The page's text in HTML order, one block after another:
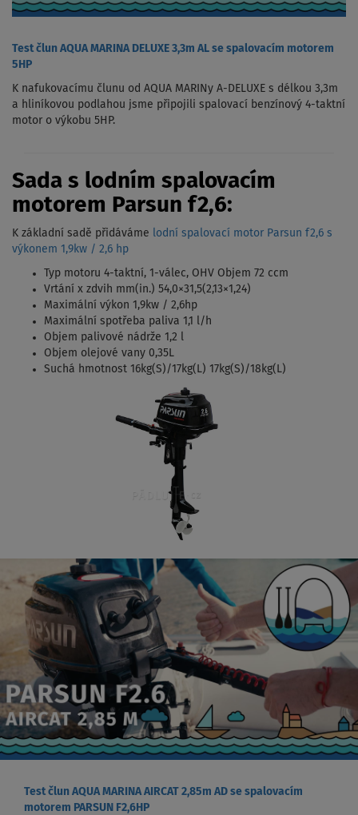
Test člun AQUA MARINA DELUXE 3,3m AL se spalovacím motorem
5HP
K nafukovacímu člunu od AQUA MARINy A-DELUXE s délkou 3,3m
a hliníkovou podlahou jsme připojili spalovací benzínový 4-taktní
motor o výkobu 5HP.
Sada s lodním spalovacím
motorem Parsun f2,6:
K základní sadě přidáváme
lodní spalovací motor Parsun f2,6 s
výkonem 1,9kw / 2,6 hp
Typ motoru 4-taktní, 1-válec, OHV Objem 72 ccm
Vrtání x zdvih mm(in.) 54,0×31,5(2,13×1,24)
Maximální výkon 1,9kw / 2,6hp
Maximální spotřeba paliva 1,1 l/h
Objem palivové nádrže 1,2 l
Objem olejové vany 0,35L
Suchá hmotnost 16kg(S)/17kg(L) 17kg(S)/18kg(L)
Test člun AQUA MARINA AIRCAT 2,85m AD se spalovacím
motorem PARSUN F2,6HP